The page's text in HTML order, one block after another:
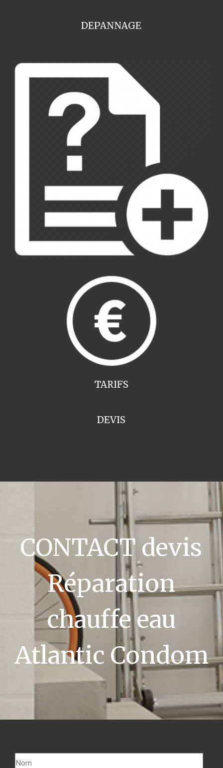
DEPANNAGE
TARIFS
DEVIS
CONTACT devis
Réparation
chauffe eau
Atlantic Condom